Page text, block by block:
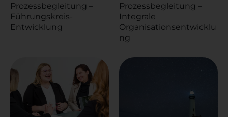
Prozessbegleitung –
Führungskreis-
Entwicklung
Prozessbegleitung –
Integrale
Organisationsentwicklu
ng